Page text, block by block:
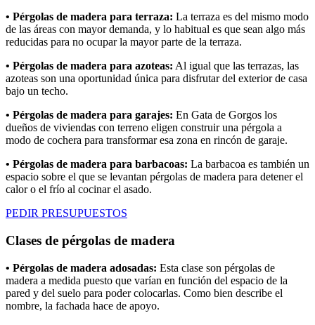
• Pérgolas de madera para terraza: La terraza es del mismo modo
de las áreas con mayor demanda, y lo habitual es que sean algo más
reducidas para no ocupar la mayor parte de la terraza.
• Pérgolas de madera para azoteas: Al igual que las terrazas, las
azoteas son una oportunidad única para disfrutar del exterior de casa
bajo un techo.
• Pérgolas de madera para garajes: En Gata de Gorgos los
dueños de viviendas con terreno eligen construir una pérgola a
modo de cochera para transformar esa zona en rincón de garaje.
• Pérgolas de madera para barbacoas: La barbacoa es también un
espacio sobre el que se levantan pérgolas de madera para detener el
calor o el frío al cocinar el asado.
PEDIR PRESUPUESTOS
Clases de pérgolas de madera
• Pérgolas de madera adosadas: Esta clase son pérgolas de
madera a medida puesto que varían en función del espacio de la
pared y del suelo para poder colocarlas. Como bien describe el
nombre, la fachada hace de apoyo.